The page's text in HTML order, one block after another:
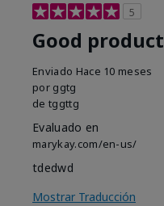
5
Good product
Enviado Hace 10 meses
por ggtg
de tggttg
Evaluado en
marykay.com/en-us/
tdedwd
Mostrar Traducción